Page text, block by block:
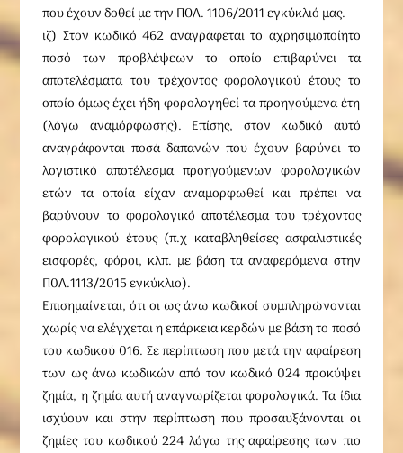
που έχουν δοθεί με την ΠΟΛ. 1106/2011 εγκύκλιό μας.
ιζ) Στον κωδικό 462 αναγράφεται το αχρησιμοποίητο
ποσό των προβλέψεων το οποίο επιβαρύνει τα
αποτελέσματα του τρέχοντος φορολογικού έτους το
οποίο όμως έχει ήδη φορολογηθεί τα προηγούμενα έτη
(λόγω αναμόρφωσης). Επίσης, στον κωδικό αυτό
αναγράφονται ποσά δαπανών που έχουν βαρύνει το
λογιστικό αποτέλεσμα προηγούμενων φορολογικών
ετών τα οποία είχαν αναμορφωθεί και πρέπει να
βαρύνουν το φορολογικό αποτέλεσμα του τρέχοντος
φορολογικού έτους (π.χ καταβληθείσες ασφαλιστικές
εισφορές, φόροι, κλπ. με βάση τα αναφερόμενα στην
Π0Λ.1113/2015 εγκύκλιο).
Επισημαίνεται, ότι οι ως άνω κωδικοί συμπληρώνονται
χωρίς να ελέγχεται η επάρκεια κερδών με βάση το ποσό
του κωδικού 016. Σε περίπτωση που μετά την αφαίρεση
των ως άνω κωδικών από τον κωδικό 024 προκύψει
ζημία, η ζημία αυτή αναγνωρίζεται φορολογικά. Τα ίδια
ισχύουν και στην περίπτωση που προσαυξάνονται οι
ζημίες του κωδικού 224 λόγω της αφαίρεσης των πιο